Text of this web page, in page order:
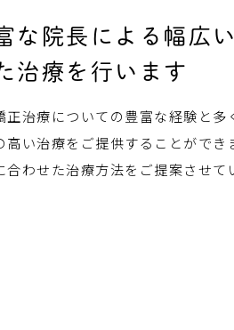
富な院長による幅広
治療を行います
正治療についての豊富な経験と
高い治療をご提供することがで
合わせた治療方法をご提案させて